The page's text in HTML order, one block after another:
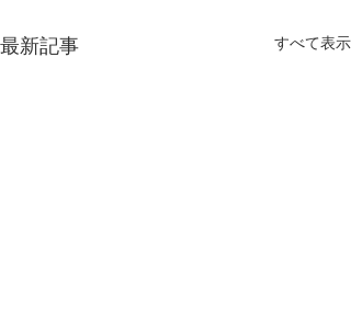
最新記事 すべて表示